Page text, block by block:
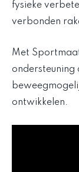
fysieke
verbonden
Met
ondersteuning
ontwikkelen.